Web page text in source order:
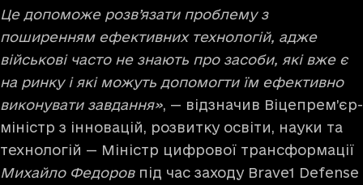
Це допоможе розв’язати проблему з
поширенням ефективних технологій, адже
військові часто не знають про засоби, які вже є
на ринку і які можуть допомогти їм ефективно
виконувати завдання», — відзначив Віцепрем’єр-
міністр з інновацій, розвитку освіти, науки та
технологій — Міністр цифрової трансформації
Михайло Федоровпід час заходу Brave1 Defense